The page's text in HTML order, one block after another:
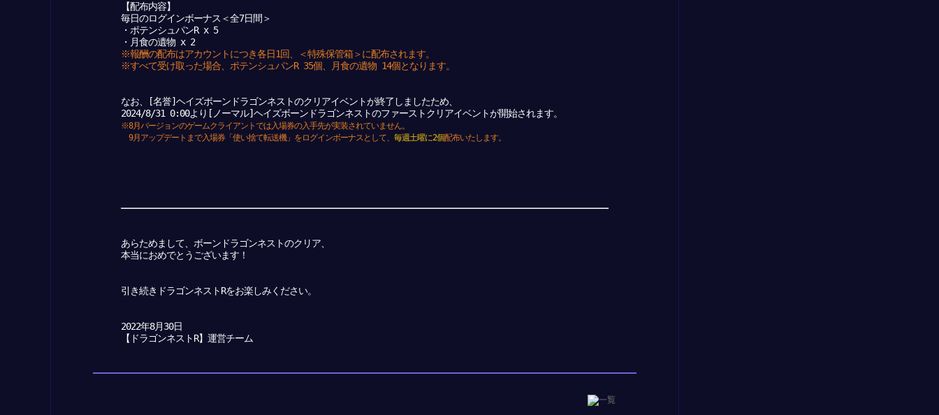
【配布内容】
毎日のログインボーナス＜全7日間＞
・ポテンシュパンR x 5
・月食の遺物 x 2
※報酬の配布はアカウントにつき各日1回、＜特殊保管箱＞に配布されます。
※すべて受け取った場合、ポテンシュパンR 35個、月食の遺物 14個となります。
なお、[名誉]ヘイズボーンドラゴンネストのクリアイベントが終了しましたため、
2024/8/31 0:00より[ノーマル]ヘイズボーンドラゴンネストのファーストクリアイベントが開始されます。
※8月バージョンのゲームクライアントでは入場券の入手先が実装されていません。
9月アップデートまで入場券「使い捨て転送機」をログインボーナスとして、 毎週土曜に2個配布いたします。
あらためまして、ボーンドラゴンネストのクリア、
本当におめでとうございます！
引き続きドラゴンネストRをお楽しみください。
2022年8月30日
【ドラゴンネストR】運営チーム